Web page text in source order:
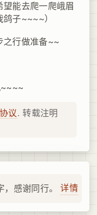
能去爬一爬峨眉
子~~~~）
之行做准备~~
~~~~
议. 转载注明
感谢同行。 详情